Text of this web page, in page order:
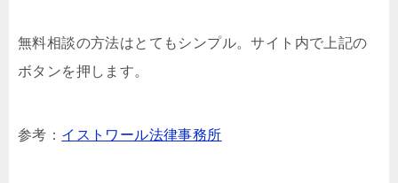
無料相談の方法はとてもシンプル。サイト内で上記の
ボタンを押します。
参考： イストワール法律事務所